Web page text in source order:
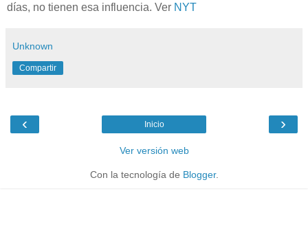
días, no tienen esa influencia. Ver NYT
Unknown
Compartir
‹ ›
Inicio
Ver versión web
Con la tecnología de Blogger.